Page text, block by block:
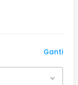
Ganti